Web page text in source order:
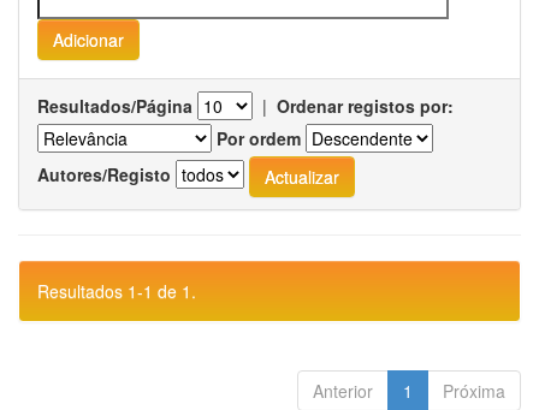
Resultados/Página | Ordenar registos por:
Por ordem
Autores/Registo
Resultados 1-1 de 1.
Anterior 1 Próxima